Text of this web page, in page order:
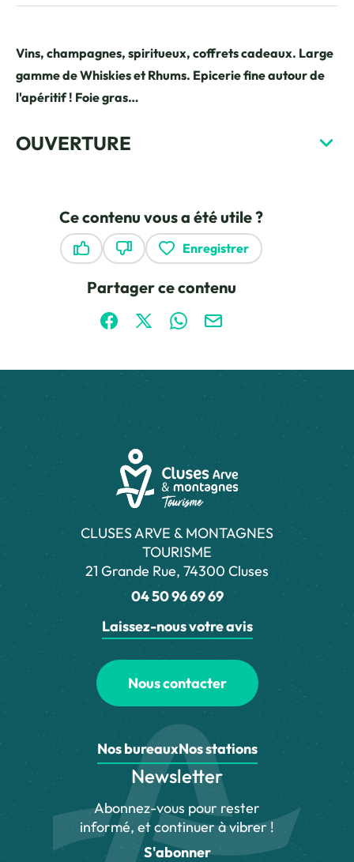
Vins, champagnes, spiritueux, coffrets cadeaux. Large
gamme de Whiskies et Rhums. Epicerie fine autour de
l'apéritif ! Foie gras…
OUVERTURE
Ce contenu vous a été utile ?
Enregistrer
Partager ce contenu
Partager sur Facebook (nouvelle fenêtre)
Partager sur X / Twitter (nouvelle
Partager sur WhatsApp
Partager par mail
CLUSES ARVE & MONTAGNES
TOURISME
21 Grande Rue, 74300 Cluses
04 50 96 69 69
Laissez-nous votre avis
Nous contacter
Nos bureauxNos stations
Newsletter
Abonnez-vous pour rester
informé, et continuer à vibrer !
S'abonner